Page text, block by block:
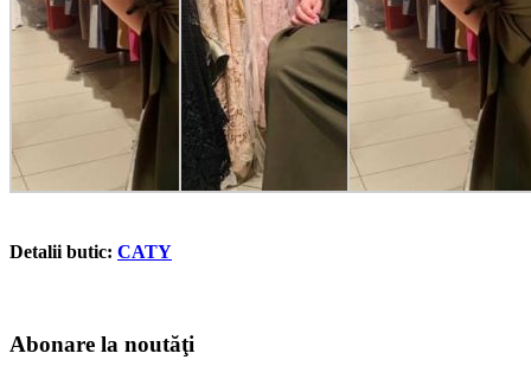
Detalii butic: CATY
Abonare la noutăţi